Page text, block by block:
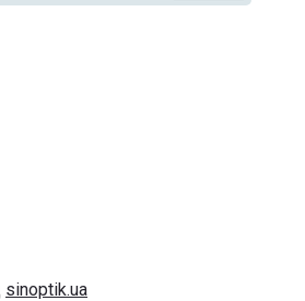
sinoptik.ua